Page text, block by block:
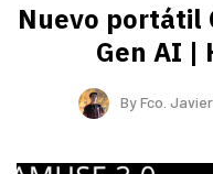
Nuevo portátil
Gen AI |
ByFco.